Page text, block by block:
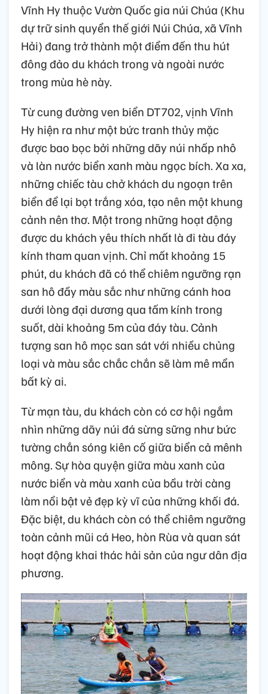
Vĩnh Hy thuộc Vườn Quốc gia núi Chúa (Khu
dự trữ sinh quyển thế giới Núi Chúa, xã Vĩnh
Hải) đang trở thành một điểm đến thu hút
đông đảo du khách trong và ngoài nước
trong mùa hè này.
Từ cung đường ven biển DT702, vịnh Vĩnh
Hy hiện ra như một bức tranh thủy mặc
được bao bọc bởi những dãy núi nhấp nhô
và làn nước biển xanh màu ngọc bích. Xa xa,
những chiếc tàu chở khách du ngoạn trên
biển để lại bọt trắng xóa, tạo nên một khung
cảnh nên thơ. Một trong những hoạt động
được du khách yêu thích nhất là đi tàu đáy
kính tham quan vịnh. Chỉ mất khoảng 15
phút, du khách đã có thể chiêm ngưỡng rạn
san hô đầy màu sắc như những cánh hoa
dưới lòng đại dương qua tấm kính trong
suốt, dài khoảng 5m của đáy tàu. Cảnh
tượng san hô mọc san sát với nhiều chủng
loại và màu sắc chắc chắn sẽ làm mê mẩn
bất kỳ ai.
Từ mạn tàu, du khách còn có cơ hội ngắm
nhìn những dãy núi đá sừng sững như bức
tường chắn sóng kiên cố giữa biển cả mênh
mông. Sự hòa quyện giữa màu xanh của
nước biển và màu xanh của bầu trời càng
làm nổi bật vẻ đẹp kỳ vĩ của những khối đá.
Đặc biệt, du khách còn có thể chiêm ngưỡng
toàn cảnh mũi cá Heo, hòn Rùa và quan sát
hoạt động khai thác hải sản của ngư dân địa
phương.